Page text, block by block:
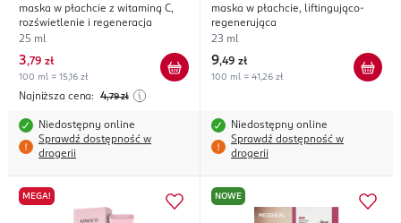
maska w płachcie z witaminą C,
rozświetlenie i regeneracja
25 ml
3,79 zł
100 ml = 15,16 zł
Najniższa cena: 4,79 zł
Niedostępny online
Sprawdź dostępność w
drogerii
maska w płachcie, liftingująco-
regenerująca
23 ml
9,49 zł
100 ml = 41,26 zł
Niedostępny online
Sprawdź dostępność w
drogerii
MEGA! NOWE